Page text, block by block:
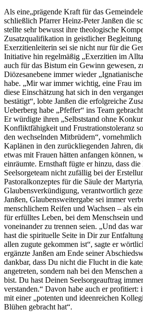
Als eine„prägende Kraft für das
schließlich Pfarrer Heinz-Peter Janßen die
stellte sehr bewusst ihre theologische
Zusatzqualifikation in geistlicher Begleitung
Exerzitienleiterin sei sie nicht nur für die
Initiative hin regelmäßig „Exerzitien im
auch für das Bistum ein Gewinn gewesen,
Diözesanebene immer wieder
habe. „Mir war immer wichtig, eine Frau im
diese Einschätzung hat sich in den
bestätigt“, lobte Janßen die erfolgreiche
Ueberberg habe „Pfeffer“ ins Team
Er würdigte ihren „Selbststand ohne
Konfliktfähigkeit und Frustrationstoleranz
den wechselnden Mitbrüdern“, vornehmlich
Kaplänen in den zurückliegenden Jahren,
etwas mit Frauen hätten anfangen können,
einräumte. Ernsthaft fügte er hinzu, dass
Seelsorgeteam nicht zufällig bei der
Pastoralkonzeptes für die Säule der
Glaubensverkündigung, verantwortlich
Janßen, Glaubensweitergabe sei immer
menschlichem Reifen und Wachsen – als
für erfülltes Leben, bei dem Menschsein
voneinander zu trennen seien. „Und das
hast die spirituelle Seite in Dir zur
allen zugute gekommen ist“, sagte er
ergänzte Janßen am Ende seiner
dankbar, dass Du nicht die Flucht in die
angetreten, sondern nah bei den Menschen
bist. Du hast Deinen Seelsorgeauftrag
verstanden.“ Davon habe auch er profitiert:
mit einer „potenten und ideenreichen
Blühen gebracht hat“.